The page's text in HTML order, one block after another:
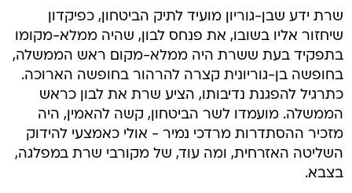
שרת ידע שבן-גוריון מועיד לתיק הביטחון, כפיקדון
שיחזור אליו בשובו, את פנחס לבון, שהיה ממלא-מקומו
בתפקיד בעת ששרת היה ממלא-מקום ראש הממשלה,
בחופשה בן-גוריונית קצרה להרהור בחופשה הארוכה.
כתרגיל להפגנת נדיבותו, הציע שרת את לבון כראש
הממשלה. מועמדו לשר הביטחון, קשה להאמין, היה
מזכיר ההסתדרות מרדכי נמיר - אולי כאמצעי להידוק
השליטה האזרחית, ומה עוד, של מקורבי שרת במפלגה,
בצבא.